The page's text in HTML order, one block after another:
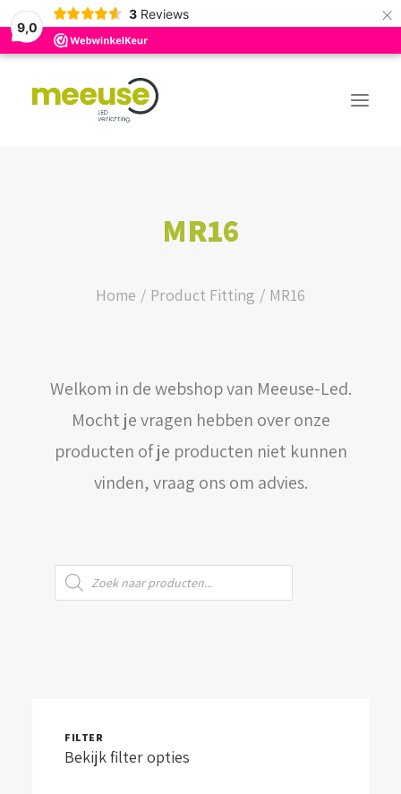
9,0
3 Reviews ×
BUDGET ASSORTIMENT
LOGIN / REGISTER
WINKELWAGEN
MR16
Home Product Fitting MR16
Welkom in de webshop van Meeuse-Led.
Mocht je vragen hebben over onze
producten of je producten niet kunnen
vinden, vraag ons om advies.
Producten
zoeken
FILTER
Bekijk filter opties